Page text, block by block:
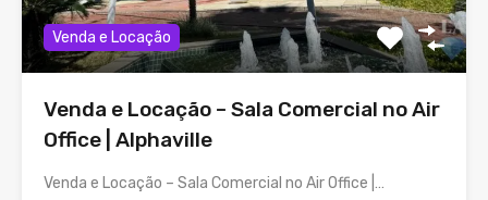
Venda e Locação
Venda e Locação – Sala Comercial no Air
Office | Alphaville
Venda e Locação – Sala Comercial no Air Office |…